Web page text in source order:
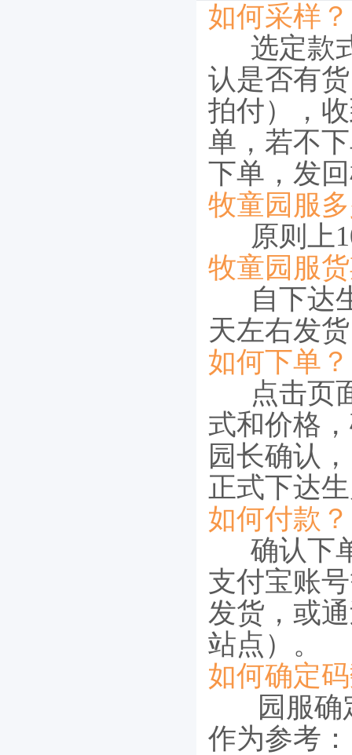
如何采样？
选定款
认是否有
拍付），
单，若不
下单，发
牧童园服
原则上
牧童园服
自下达
天左右发
如何下单？
点击页面
式和价格
园长确认
正式下达
如何付款？
确认下单
支付宝账
发货，或
站点）。
如何确定
园服
作为参考